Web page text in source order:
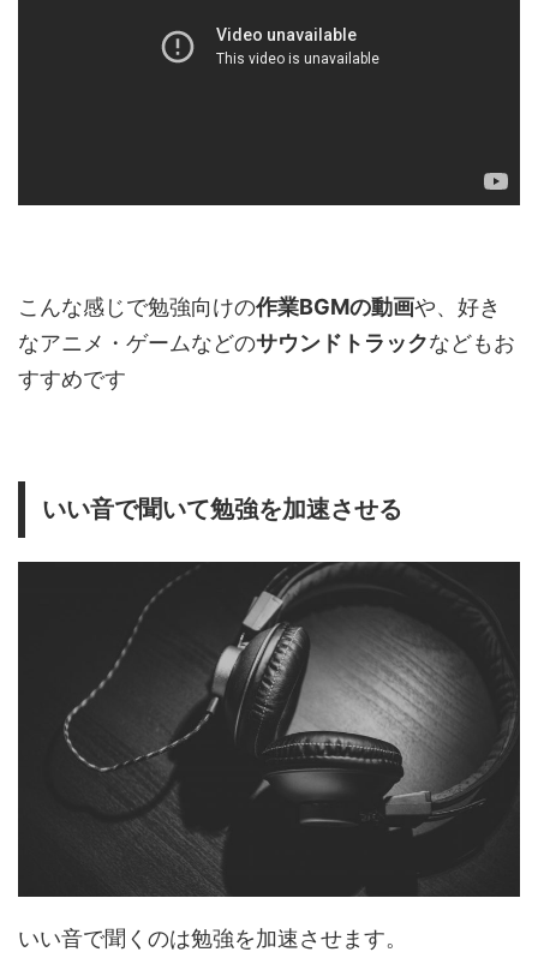
こんな感じで勉強向けの作業BGMの動画や、好き
なアニメ・ゲームなどのサウンドトラックなどもお
すすめです
いい音で聞いて勉強を加速させる
いい音で聞くのは勉強を加速させます。